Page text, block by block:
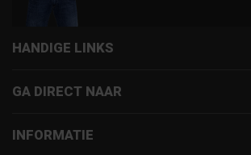
HANDIGE LINKS
GA DIRECT NAAR
INFORMATIE